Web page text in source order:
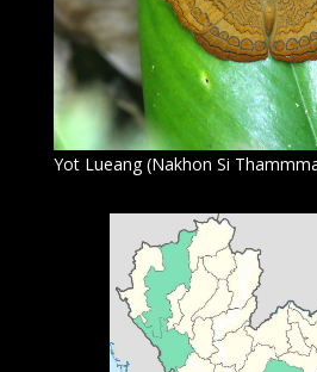
Yot Lueang (Nakhon Si